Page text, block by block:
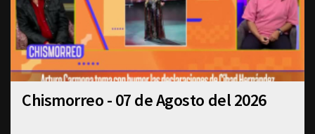
Chismorreo - 07 de Agosto del 2026